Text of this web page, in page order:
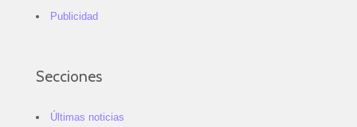
Publicidad
Secciones
Últimas noticias